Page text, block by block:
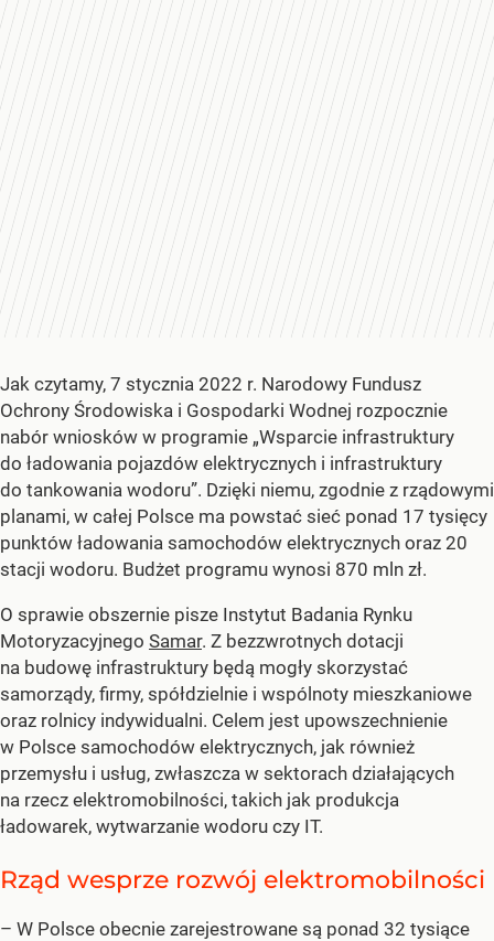
Jak czytamy, 7 stycznia 2022 r. Narodowy Fundusz
Ochrony Środowiska i Gospodarki Wodnej rozpocznie
nabór wniosków w programie „Wsparcie infrastruktury
do ładowania pojazdów elektrycznych i infrastruktury
do tankowania wodoru”. Dzięki niemu, zgodnie z rządowymi
planami, w całej Polsce ma powstać sieć ponad 17 tysięcy
punktów ładowania samochodów elektrycznych oraz 20
stacji wodoru. Budżet programu wynosi 870 mln zł.
O sprawie obszernie pisze Instytut Badania Rynku
Motoryzacyjnego Samar. Z bezzwrotnych dotacji
na budowę infrastruktury będą mogły skorzystać
samorządy, firmy, spółdzielnie i wspólnoty mieszkaniowe
oraz rolnicy indywidualni. Celem jest upowszechnienie
w Polsce samochodów elektrycznych, jak również
przemysłu i usług, zwłaszcza w sektorach działających
na rzecz elektromobilności, takich jak produkcja
ładowarek, wytwarzanie wodoru czy IT.
Rząd wesprze rozwój elektromobilności
– W Polsce obecnie zarejestrowane są ponad 32 tysiące